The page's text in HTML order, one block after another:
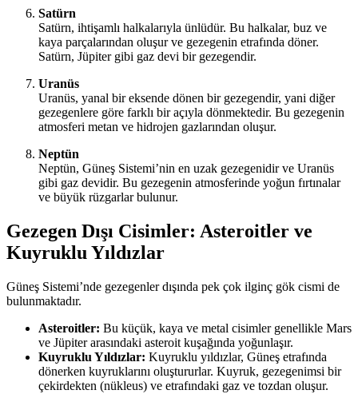
Satürn
Satürn, ihtişamlı halkalarıyla ünlüdür. Bu halkalar, buz ve
kaya parçalarından oluşur ve gezegenin etrafında döner.
Satürn, Jüpiter gibi gaz devi bir gezegendir.
Uranüs
Uranüs, yanal bir eksende dönen bir gezegendir, yani diğer
gezegenlere göre farklı bir açıyla dönmektedir. Bu gezegenin
atmosferi metan ve hidrojen gazlarından oluşur.
Neptün
Neptün, Güneş Sistemi’nin en uzak gezegenidir ve Uranüs
gibi gaz devidir. Bu gezegenin atmosferinde yoğun fırtınalar
ve büyük rüzgarlar bulunur.
Gezegen Dışı Cisimler: Asteroitler ve
Kuyruklu Yıldızlar
Güneş Sistemi’nde gezegenler dışında pek çok ilginç gök cismi de
bulunmaktadır.
Asteroitler: Bu küçük, kaya ve metal cisimler genellikle Mars
ve Jüpiter arasındaki asteroit kuşağında yoğunlaşır.
Kuyruklu Yıldızlar: Kuyruklu yıldızlar, Güneş etrafında
dönerken kuyruklarını oluştururlar. Kuyruk, gezegenimsi bir
çekirdekten (nükleus) ve etrafındaki gaz ve tozdan oluşur.